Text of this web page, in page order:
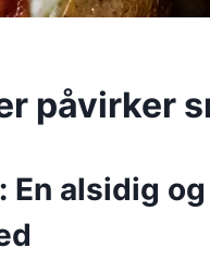
påvirker
En alsidig